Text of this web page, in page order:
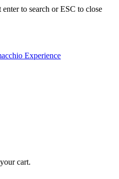
enter to search or ESC to close
cart.